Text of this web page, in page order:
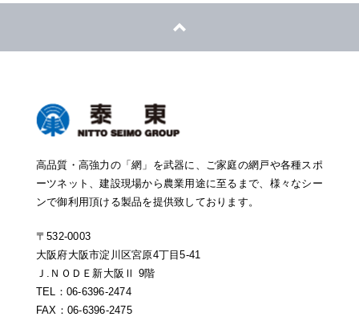
高品質・高強力の「網」を武器に、ご家庭の網戸や各種スポ
ーツネット、建設現場から農業用途に至るまで、様々なシー
ンで御利用頂ける製品を提供致しております。
〒532-0003
大阪府大阪市淀川区宮原4丁目5-41
Ｊ.ＮＯＤＥ新大阪Ⅱ 9階
TEL：06-6396-2474
FAX：06-6396-2475